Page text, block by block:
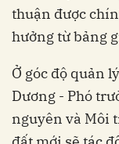
thuận được
hưởng từ bảng
Ở góc độ quản
Dương - Phó
nguyên và Môi